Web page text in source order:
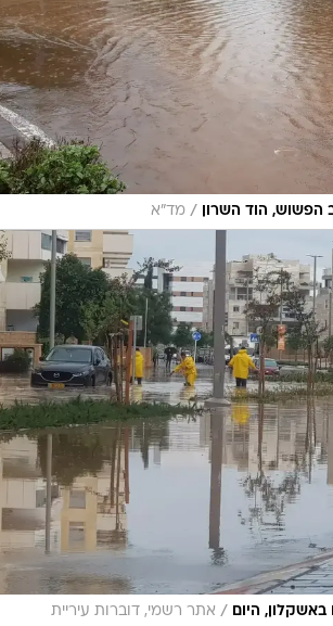
הפשוש, הוד השרון / מד"א
היום / אתר רשמי, דוברות עיריית